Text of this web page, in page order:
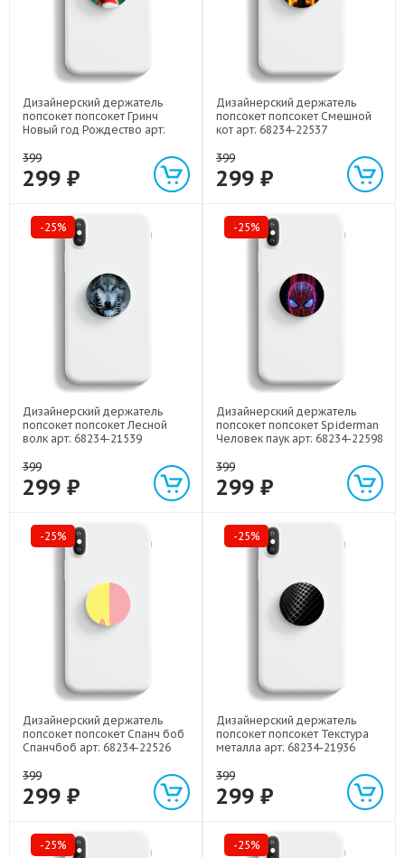
Дизайнерский держатель
попсокет попсокет Гринч
Новый год Рождество арт:
399
299 ₽
Дизайнерский держатель
попсокет попсокет Смешной
кот арт: 68234-22537
399
299 ₽
-25%
Дизайнерский держатель
попсокет попсокет Лесной
волк арт: 68234-21539
399
299 ₽
-25%
Дизайнерский держатель
попсокет попсокет Spiderman
Человек паук арт: 68234-22598
399
299 ₽
-25%
Дизайнерский держатель
попсокет попсокет Спанч боб
Спанчбоб арт: 68234-22526
399
299 ₽
-25%
Дизайнерский держатель
попсокет попсокет Текстура
металла арт: 68234-21936
399
299 ₽
-25% -25%